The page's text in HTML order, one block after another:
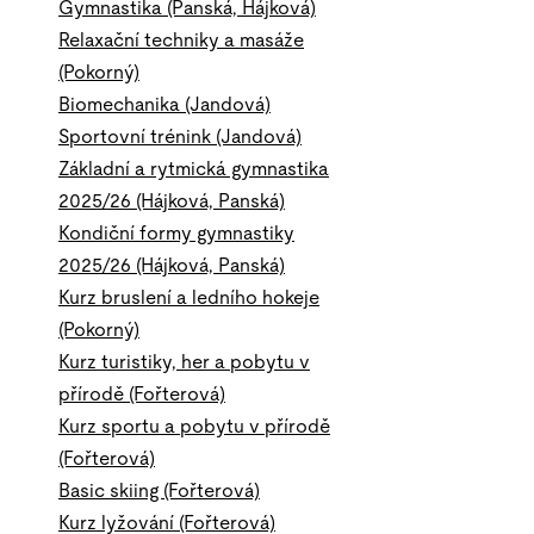
Gymnastika (Panská, Hájková)
Relaxační techniky a masáže
(Pokorný)
Biomechanika (Jandová)
Sportovní trénink (Jandová)
Základní a rytmická gymnastika
2025/26 (Hájková, Panská)
Kondiční formy gymnastiky
2025/26 (Hájková, Panská)
Kurz bruslení a ledního hokeje
(Pokorný)
Kurz turistiky, her a pobytu v
přírodě (Fořterová)
Kurz sportu a pobytu v přírodě
(Fořterová)
Basic skiing (Fořterová)
Kurz lyžování (Fořterová)